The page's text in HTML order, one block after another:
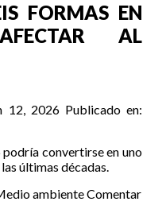
FORMAS EN
AL
12, 2026 Publicado en:
convertirse en uno
últimas décadas.
ambienteComentar